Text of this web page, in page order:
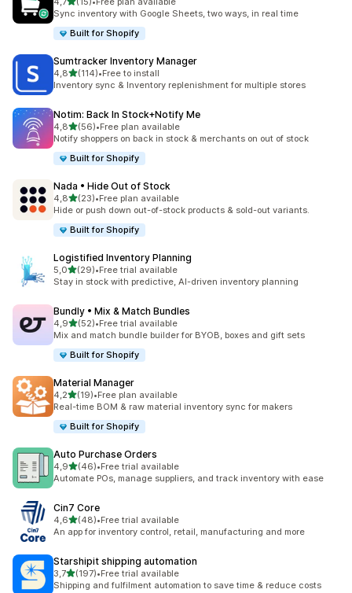
Łączna liczba recenzji: 15
Sync inventory with Google Sheets, two ways, in real time
Built for Shopify
Sumtracker Inventory Manager
4,8na 5 gwiazdek
(114)
Łączna liczba recenzji: 114
•Free to install
Inventory sync & Inventory replenishment for multiple stores
Notim: Back In Stock+Notify Me
4,8na 5 gwiazdek
(56)
Łączna liczba recenzji: 56
•Free plan available
Notify shoppers on back in stock & merchants on out of stock
Built for Shopify
Nada • Hide Out of Stock
4,8na 5 gwiazdek
(23)
Łączna liczba recenzji: 23
•Free plan available
Hide or push down out-of-stock products & sold-out variants.
Built for Shopify
Logistified Inventory Planning
5,0na 5 gwiazdek
(29)
Łączna liczba recenzji: 29
•Free trial available
Stay in stock with predictive, AI-driven inventory planning
Bundly • Mix & Match Bundles
4,9na 5 gwiazdek
(52)
Łączna liczba recenzji: 52
•Free trial available
Mix and match bundle builder for BYOB, boxes and gift sets
Built for Shopify
Material Manager
4,2na 5 gwiazdek
(19)
Łączna liczba recenzji: 19
•Free plan available
Real-time BOM & raw material inventory sync for makers
Built for Shopify
Auto Purchase Orders
4,9na 5 gwiazdek
(46)
Łączna liczba recenzji: 46
•Free trial available
Automate POs, manage suppliers, and track inventory with ease
Cin7 Core
4,6na 5 gwiazdek
(48)
Łączna liczba recenzji: 48
•Free trial available
An app for inventory control, retail, manufacturing and more
Starshipit shipping automation
3,7na 5 gwiazdek
(197)
Łączna liczba recenzji: 197
•Free trial available
Shipping and fulfilment automation to save time & reduce costs